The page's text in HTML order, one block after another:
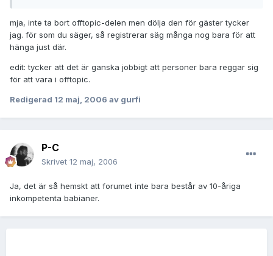
mja, inte ta bort offtopic-delen men dölja den för gäster tycker
jag. för som du säger, så registrerar säg många nog bara för att
hänga just där.
edit: tycker att det är ganska jobbigt att personer bara reggar sig
för att vara i offtopic.
Redigerad 12 maj, 2006 av gurfi
P-C
Skrivet 12 maj, 2006
Ja, det är så hemskt att forumet inte bara består av 10-åriga
inkompetenta babianer.